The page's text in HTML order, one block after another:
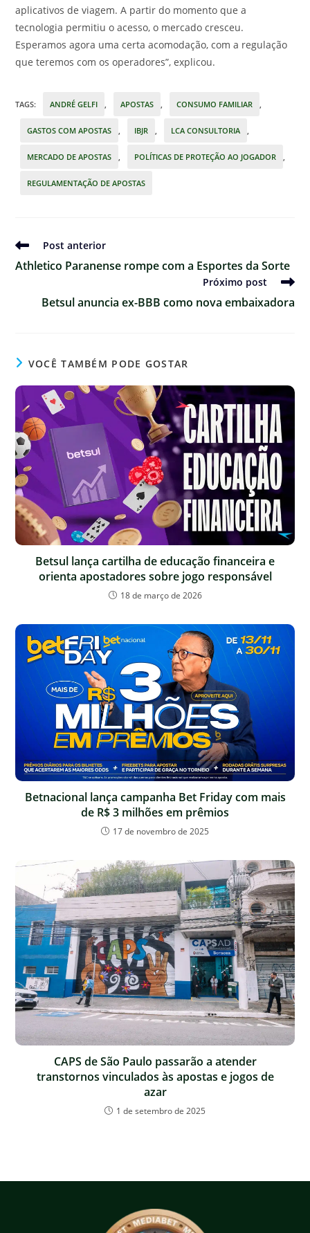
aplicativos de viagem. A partir do momento que a
tecnologia permitiu o acesso, o mercado cresceu.
Esperamos agora uma certa acomodação, com a regulação
que teremos com os operadores”, explicou.
TAGS: ANDRÉ GELFI , APOSTAS , CONSUMO FAMILIAR ,
GASTOS COM APOSTAS , IBJR , LCA CONSULTORIA ,
MERCADO DE APOSTAS , POLÍTICAS DE PROTEÇÃO AO JOGADOR ,
REGULAMENTAÇÃO DE APOSTAS
Ler
mais
artigos
Post anterior
Athletico Paranense rompe com a Esportes da Sorte
Próximo post
Betsul anuncia ex-BBB como nova embaixadora
VOCÊ TAMBÉM PODE GOSTAR
Betsul lança cartilha de educação financeira e
orienta apostadores sobre jogo responsável
18 de março de 2026
Betnacional lança campanha Bet Friday com mais
de R$ 3 milhões em prêmios
17 de novembro de 2025
CAPS de São Paulo passarão a atender
transtornos vinculados às apostas e jogos de
azar
1 de setembro de 2025